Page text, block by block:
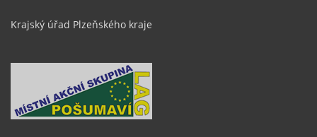
Krajský úřad Plzeňského kraje